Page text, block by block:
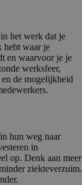
het werk dat je
hebt waar je
en waarvoor je je
werksfeer,
de mogelijkheid
hun weg naar
in
op. Denk aan meer
ziekteverzuim.